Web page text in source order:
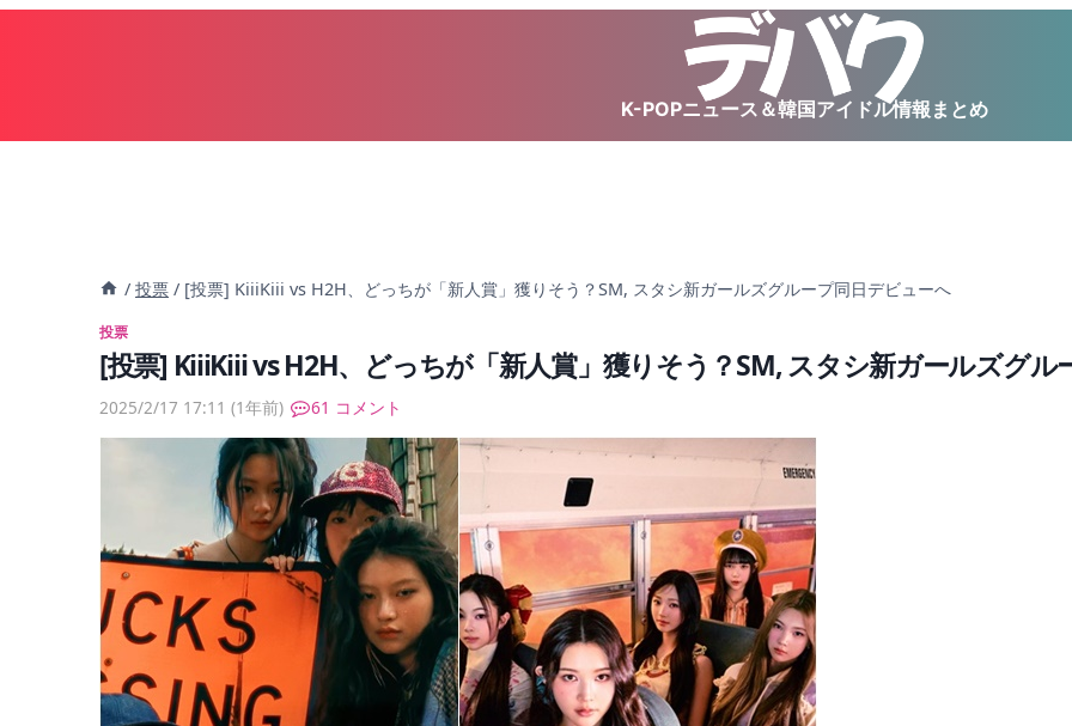
K-POPニュース＆韓国アイドル情報まとめ
/ 投票 / [投票] KiiiKiii vs H2H、どっちが「新人賞」獲りそう？SM, スタシ新ガールズグループ同日デビューへ
投票
[投票] KiiiKiii vs H2H、どっちが「新人賞」獲りそう？SM, スタシ新ガールズグル
2025/2/17 17:11 (1年前) 61 コメント